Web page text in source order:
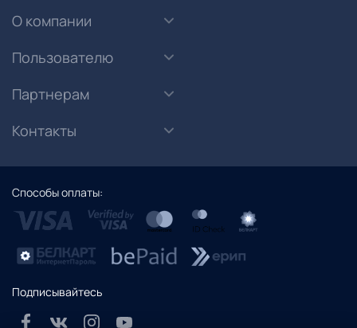
О компании
Пользователю
Партнерам
Контакты
Способы оплаты:
Подписывайтесь